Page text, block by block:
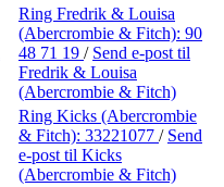
Ring Fredrik & Louisa
(Abercrombie & Fitch): 90
48 71 19 / Send e-post til
Fredrik & Louisa
(Abercrombie & Fitch)
Ring Kicks (Abercrombie
& Fitch): 33221077 / Send
e-post til Kicks
(Abercrombie & Fitch)